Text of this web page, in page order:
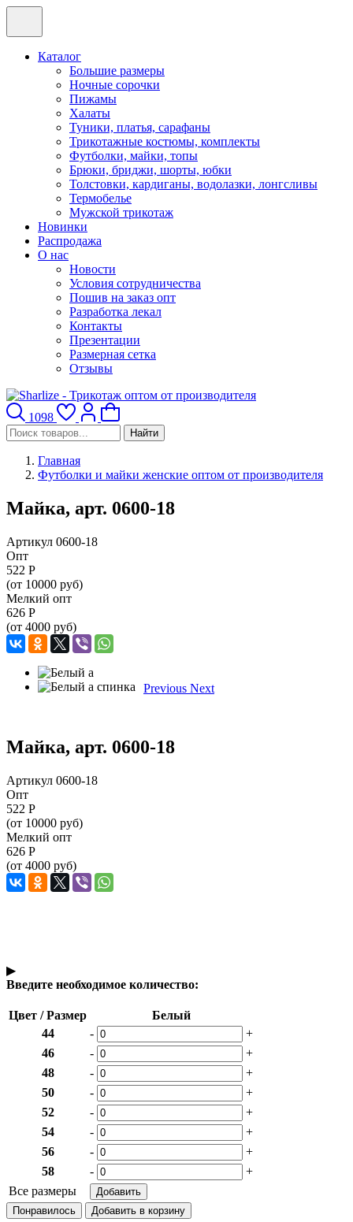
Каталог
Большие размеры
Ночные сорочки
Пижамы
Халаты
Туники, платья, сарафаны
Трикотажные костюмы, комплекты
Футболки, майки, топы
Брюки, бриджи, шорты, юбки
Толстовки, кардиганы, водолазки, лонгсливы
Термобелье
Мужской трикотаж
Новинки
Распродажа
О нас
Новости
Условия сотрудничества
Пошив на заказ опт
Разработка лекал
Контакты
Презентации
Размерная сетка
Отзывы
1098
Найти
Главная
Футболки и майки женские оптом от производителя
Майка, арт. 0600-18
Артикул 0600-18
Опт
522 Р
(от 10000 руб)
Мелкий опт
626 Р
(от 4000 руб)
Previous Next
Майка, арт. 0600-18
Артикул 0600-18
Опт
522 Р
(от 10000 руб)
Мелкий опт
626 Р
(от 4000 руб)
▶
Введите необходимое количество:
Цвет / Размер
Белый
44
-
+
46
-
+
48
-
+
50
-
+
52
-
+
54
-
+
56
-
+
58
-
+
Все размеры
Понравилось